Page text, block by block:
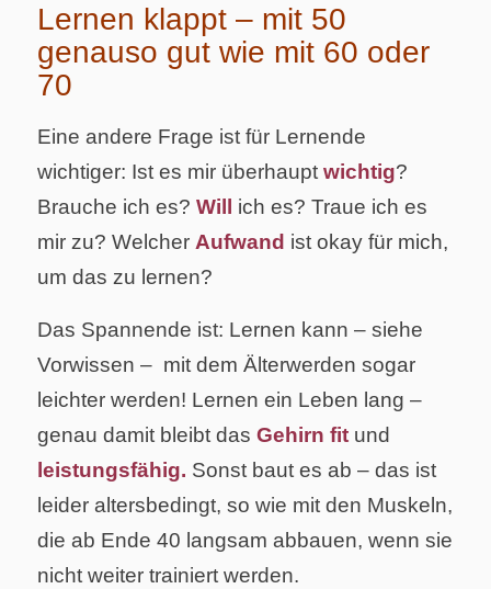
Lernen klappt – mit 50
genauso gut wie mit 60 oder
70
Eine andere Frage ist für Lernende
wichtiger: Ist es mir überhaupt wichtig?
Brauche ich es? Will
ich es? Traue ich es
mir zu? Welcher Aufwand ist okay für mich,
um das zu lernen?
Das Spannende ist: Lernen kann – siehe
Vorwissen – mit dem Älterwerden sogar
leichter werden! Lernen ein Leben lang –
genau damit bleibt das Gehirn fitund
leistungsfähig. Sonst baut es ab – das ist
leider altersbedingt, so wie mit den Muskeln,
die ab Ende 40 langsam abbauen, wenn sie
nicht weiter trainiert werden.